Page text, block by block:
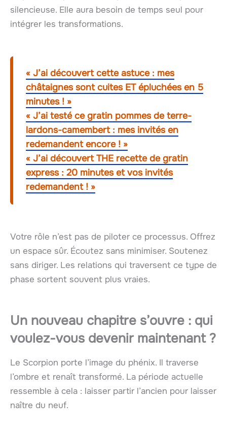
silencieuse. Elle aura besoin de temps seul pour
intégrer les transformations.
« J’ai découvert cette astuce : mes
châtaignes sont cuites ET épluchées en 5
minutes ! »
« J’ai testé ce gratin pommes de terre-
lardons-camembert : mes invités en
redemandent encore ! »
« J’ai découvert THE recette de gratin
express : 20 minutes et vos invités
redemandent ! »
Votre rôle n’est pas de piloter ce processus. Offrez
un espace sûr. Écoutez sans minimiser. Soutenez
sans diriger. Les relations qui traversent ce type de
phase sortent souvent plus vraies.
Un nouveau chapitre s’ouvre : qui
voulez-vous devenir maintenant ?
Le Scorpion porte l’image du phénix. Il traverse
l’ombre et renaît transformé. La période actuelle
ressemble à cela : laisser partir l’ancien pour laisser
naître du neuf.